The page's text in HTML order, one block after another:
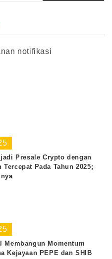
notifikasi
Presale Crypto dengan
Tercepat Pada Tahun 2025;
Membangun Momentum
Kejayaan PEPE dan SHIB